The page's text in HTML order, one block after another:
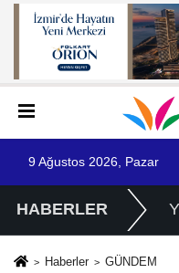
9 Ağustos 2026, Pazar
HABERLER
Haberler GÜNDEM